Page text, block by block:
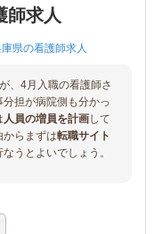
師求人
県の看護師求人
、4月入職の看護師さ
担が病院側も分かっ
人員の増員を計画して
からまずは転職サイト
うとよいでしょう。